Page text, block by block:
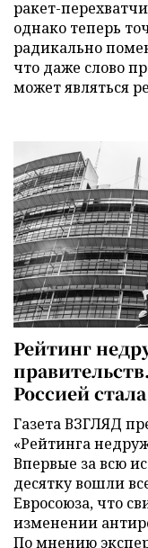
ракет-
однако теперь
радикально
что даже слово
может являться
Рейтинг
Россией
Газета ВЗГЛЯД
«Рейтинга
Впервые за всю
десятку вошли
Евросоюза, что
изменении
По мнению